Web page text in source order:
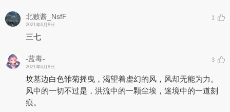
北败酱_NsfF
2021年6月8日
1
三七
-蓝毒-
2021年6月8日
3
坟墓边白色雏菊摇曳，渴望着虚幻的风，风却无能为力。
风中的一切不过是，洪流中的一颗尘埃，迷境中的一道刻
痕。